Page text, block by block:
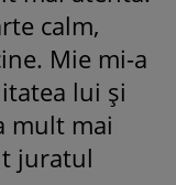
calm,
Mie mi-a
lui și
mult mai
juratul